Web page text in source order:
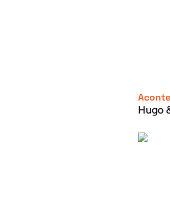
Hugo